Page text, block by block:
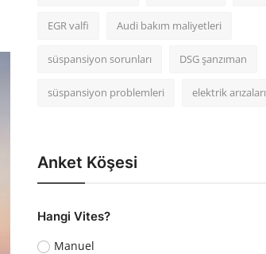
EGR valfi Audi bakım maliyetleri
süspansiyon sorunları DSG şanzıman
süspansiyon problemleri elektrik arızaları
Anket Köşesi
Hangi Vites?
Manuel